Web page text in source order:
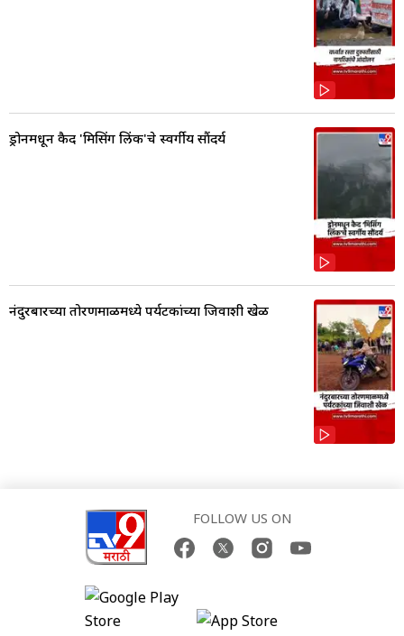
ड्रोनमधून कैद 'मिसिंग लिंक'चे स्वर्गीय सौंदर्य
नंदुरबारच्या तोरणमाळमध्ये पर्यटकांच्या जिवाशी खेळ
FOLLOW US ON